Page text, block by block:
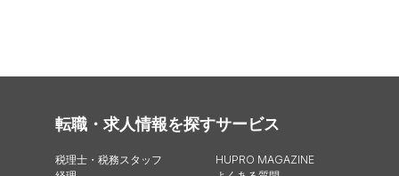
転職・求人情報を探す
税理士・税務スタッフ
サービス
HUPRO MAGAZINE